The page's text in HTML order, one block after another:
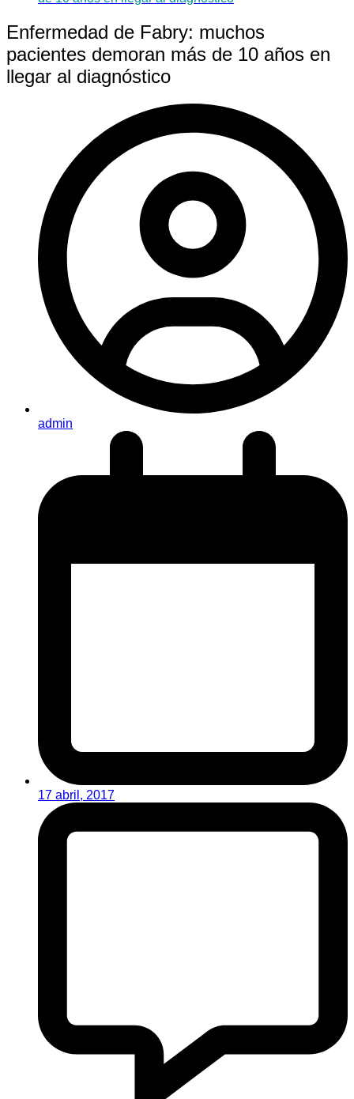
Enfermedad de Fabry: muchos
pacientes demoran más de 10 años en
llegar al diagnóstico
admin
17 abril, 2017